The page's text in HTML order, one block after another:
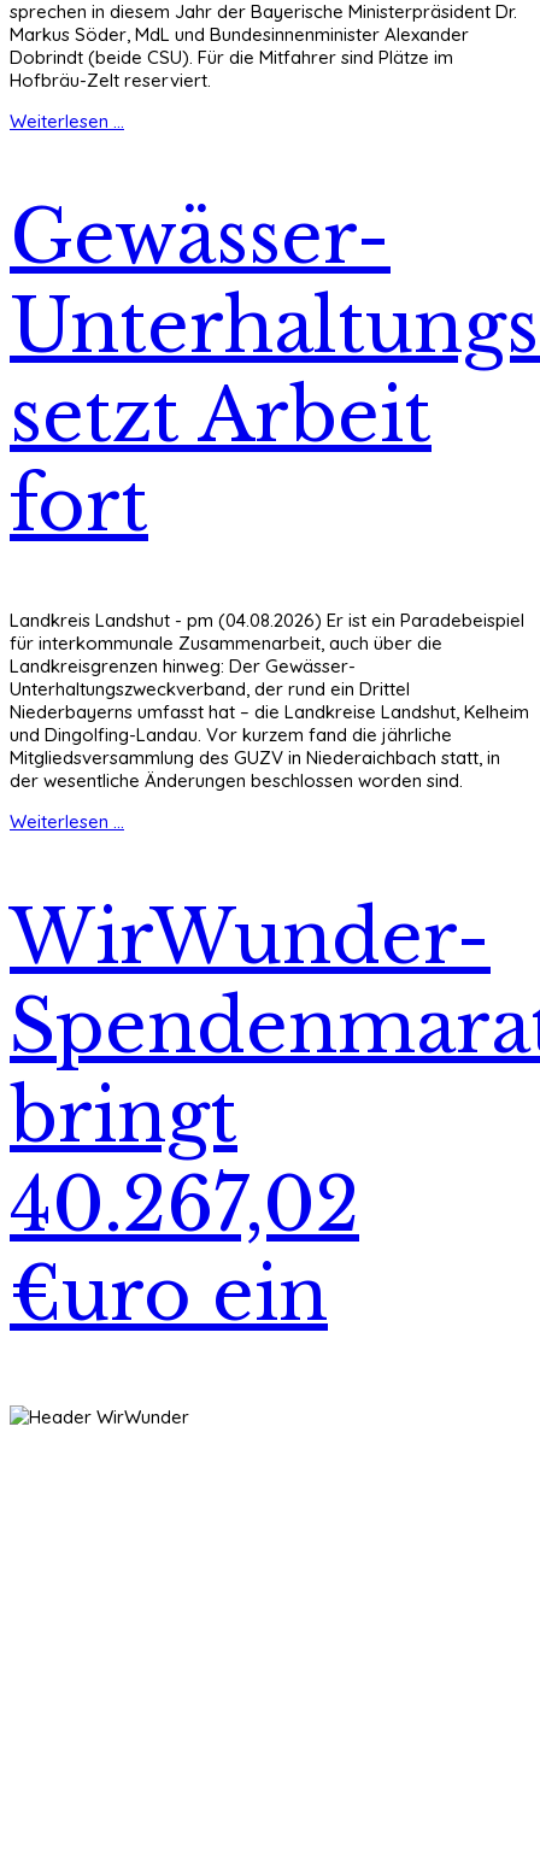
sprechen in diesem Jahr der Bayerische Ministerpräsident Dr.
Markus Söder, MdL und Bundesinnenminister Alexander
Dobrindt (beide CSU). Für die Mitfahrer sind Plätze im
Hofbräu-Zelt reserviert.
Weiterlesen ...
Gewässer-
setzt Arbeit
fort
Landkreis Landshut - pm (04.08.2026) Er ist ein Paradebeispiel
für interkommunale Zusammenarbeit, auch über die
Landkreisgrenzen hinweg: Der Gewässer-
Unterhaltungszweckverband, der rund ein Drittel
Niederbayerns umfasst hat – die Landkreise Landshut, Kelheim
und Dingolfing-Landau. Vor kurzem fand die jährliche
Mitgliedsversammlung des GUZV in Niederaichbach statt, in
der wesentliche Änderungen beschlossen worden sind.
Weiterlesen ...
WirWunder-
bringt
40.267,02
€uro ein